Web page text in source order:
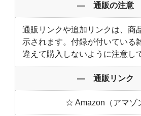
― 通販の注
通販リンクや追加リンクは、商
示されます。付録が付いている
違えて購入しないように注意し
― 通販リン
☆ Amazon（アマゾ